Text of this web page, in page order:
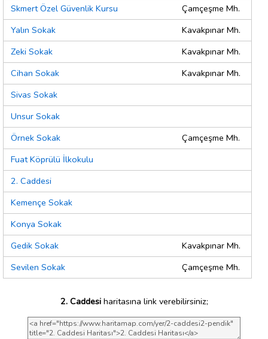
Skmert Özel Güvenlik Kursu
Çamçeşme Mh.
Yalın Sokak
Kavakpınar Mh.
Zeki Sokak
Kavakpınar Mh.
Cihan Sokak
Kavakpınar Mh.
Sivas Sokak
Unsur Sokak
Örnek Sokak
Çamçeşme Mh.
Fuat Köprülü İlkokulu
2. Caddesi
Kemençe Sokak
Konya Sokak
Gedik Sokak
Kavakpınar Mh.
Sevilen Sokak
Çamçeşme Mh.
2. Caddesiharitasına link verebilirsiniz;